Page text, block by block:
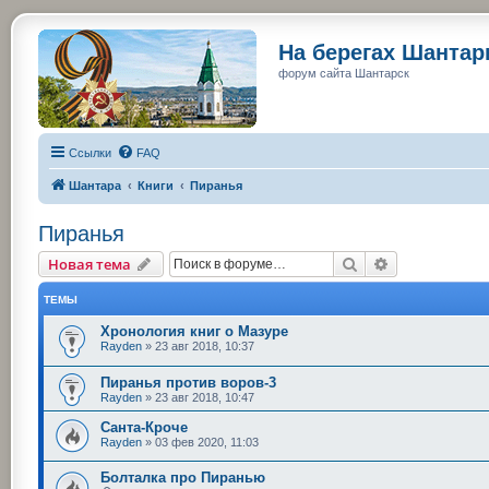
На берегах
форум сайта Шантарск
Ссылки FAQ
Шантара Книги Пиранья
Пиранья
Новая тема Поиск
ТЕМЫ
Хронология книг о Мазуре
Rayden » 23 авг 2018, 10:37
Пиранья против воров-3
Rayden » 23 авг 2018, 10:47
Санта-Кроче
Rayden » 03 фев 2020, 11:03
Болталка про Пиранью